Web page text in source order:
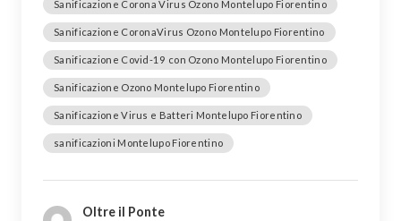
Sanificazione Corona Virus Ozono Montelupo Fiorentino
Sanificazione CoronaVirus Ozono Montelupo Fiorentino
Sanificazione Covid-19 con Ozono Montelupo Fiorentino
Sanificazione Ozono Montelupo Fiorentino
Sanificazione Virus e Batteri Montelupo Fiorentino
sanificazioni Montelupo Fiorentino
Oltre il Ponte